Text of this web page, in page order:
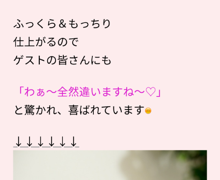
ふっくら＆もっちり
仕上がるので
ゲストの皆さんにも
「わぁ〜全然違いますね〜♡」
と驚かれ、喜ばれています
↓↓↓↓↓↓